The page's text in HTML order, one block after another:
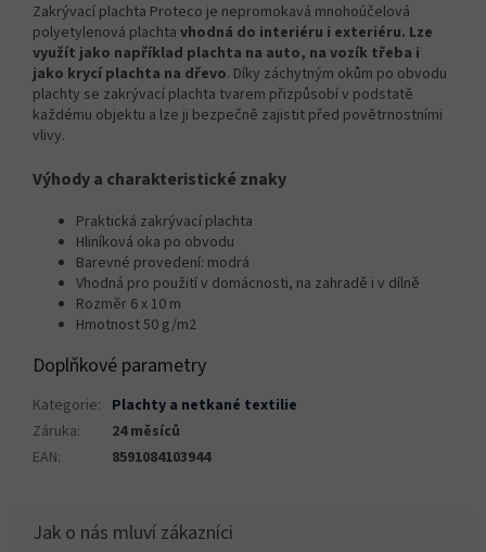
Zakrývací plachta Proteco je nepromokavá mnohoúčelová
polyetylenová plachta vhodná do interiéru i exteriéru. Lze
využít jako například plachta na auto, na vozík třeba i
jako krycí plachta na dřevo. Díky záchytným okům po obvodu
plachty se zakrývací plachta tvarem přizpůsobí v podstatě
každému objektu a lze ji bezpečně zajistit před povětrnostními
vlivy.
Výhody a charakteristické znaky
Praktická zakrývací plachta
Hliníková oka po obvodu
Barevné provedení: modrá
Vhodná pro použití v domácnosti, na zahradě i v dílně
Rozměr 6 x 10 m
Hmotnost 50 g/m2
Doplňkové parametry
Kategorie: Plachty a netkané textilie
Záruka:
24 měsíců
EAN: 8591084103944